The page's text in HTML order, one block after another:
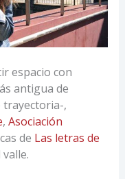
espacio con
antigua de
trayectoria-,
, Asociación
de Las letras de